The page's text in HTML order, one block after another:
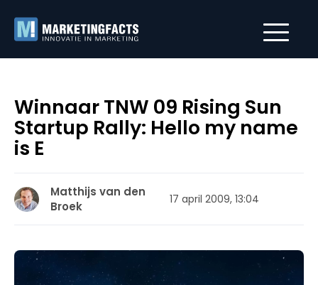
Winnaar TNW 09 Rising Sun
Startup Rally: Hello my name
is E
Matthijs van den
Broek
17 april 2009, 13:04